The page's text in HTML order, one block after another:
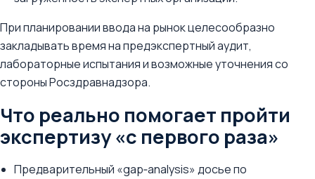
При планировании ввода на рынок целесообразно
закладывать время на предэкспертный аудит,
лабораторные испытания и возможные уточнения со
стороны Росздравнадзора.
Что реально помогает пройти
экспертизу «с первого раза»
Предварительный «gap‑analysis» досье по